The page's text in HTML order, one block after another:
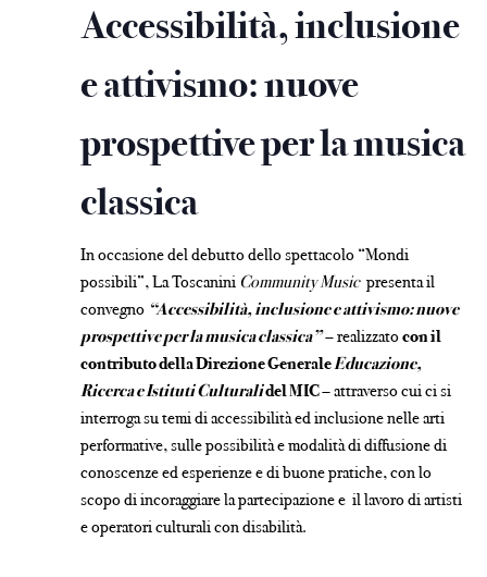
Accessibilità, inclusione
e attivismo: nuove
prospettive per la musica
classica
In occasione del debutto dello spettacolo “Mondi
possibili”, La Toscanini Community Music presenta il
convegno “Accessibilità, inclusione e attivismo: nuove
prospettive per la musica classica”– realizzatocon il
contributo della Direzione GeneraleEducazione,
Ricerca e Istituti Culturalidel MIC– attraverso cui ci si
interroga su temi di accessibilità ed inclusione nelle arti
performative, sulle possibilità e modalità di diffusione di
conoscenze ed esperienze e di buone pratiche, con lo
scopo di incoraggiare la partecipazione e il lavoro di artisti
e operatori culturali con disabilità.